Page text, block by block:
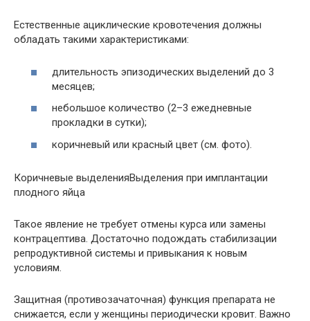
Естественные ациклические кровотечения должны
обладать такими характеристиками:
длительность эпизодических выделений до 3
месяцев;
небольшое количество (2–3 ежедневные
прокладки в сутки);
коричневый или красный цвет (см. фото).
Коричневые выделенияВыделения при имплантации
плодного яйца
Такое явление не требует отмены курса или замены
контрацептива. Достаточно подождать стабилизации
репродуктивной системы и привыкания к новым
условиям.
Защитная (противозачаточная) функция препарата не
снижается, если у женщины периодически кровит. Важно